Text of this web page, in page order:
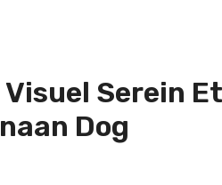
Visuel Serein
Dog